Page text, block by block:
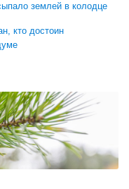
землей в колодце
кто достоин